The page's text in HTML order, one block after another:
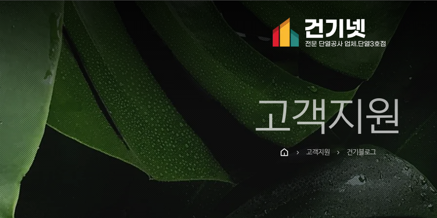
고객지원
chevron_right 고객지원 chevron_right 건기블로그